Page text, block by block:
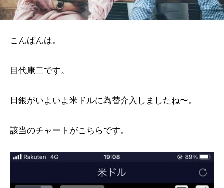
こんばんは。
目代康二です。
日銀がいよいよ米ドルに為替介入しましたね〜。
該当のチャートがこちらです。